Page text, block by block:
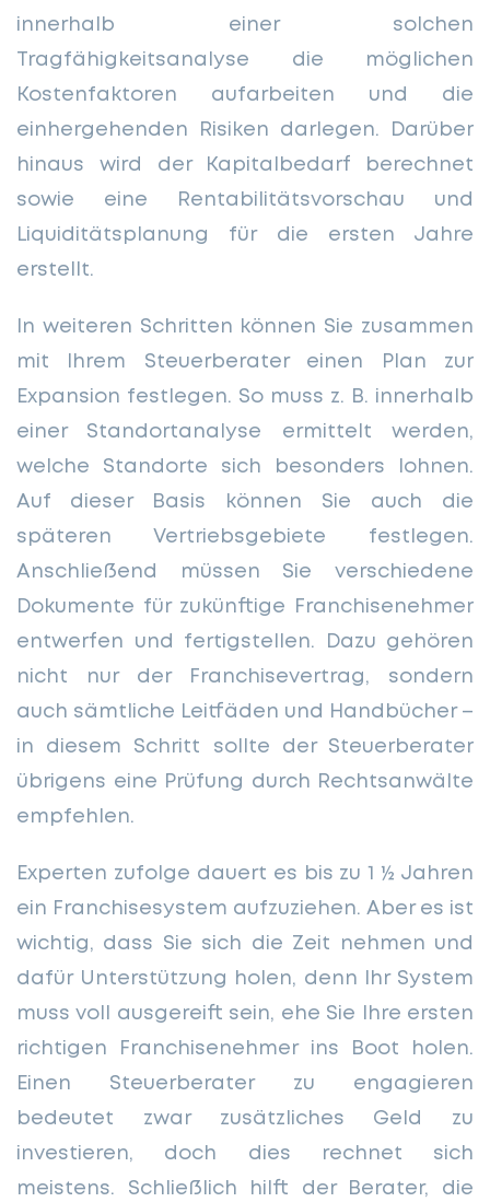
innerhalb einer solchen
Tragfähigkeitsanalyse die möglichen
Kostenfaktoren aufarbeiten und die
einhergehenden Risiken darlegen. Darüber
hinaus wird der Kapitalbedarf berechnet
sowie eine Rentabilitätsvorschau und
Liquiditätsplanung für die ersten Jahre
erstellt.
In weiteren Schritten können Sie zusammen
mit Ihrem Steuerberater einen Plan zur
Expansion festlegen. So muss z. B. innerhalb
einer Standortanalyse ermittelt werden,
welche Standorte sich besonders lohnen.
Auf dieser Basis können Sie auch die
späteren Vertriebsgebiete festlegen.
Anschließend müssen Sie verschiedene
Dokumente für zukünftige Franchisenehmer
entwerfen und fertigstellen. Dazu gehören
nicht nur der Franchisevertrag, sondern
auch sämtliche Leitfäden und Handbücher –
in diesem Schritt sollte der Steuerberater
übrigens eine Prüfung durch Rechtsanwälte
empfehlen.
Experten zufolge dauert es bis zu 1 ½ Jahren
ein Franchisesystem aufzuziehen. Aber es ist
wichtig, dass Sie sich die Zeit nehmen und
dafür Unterstützung holen, denn Ihr System
muss voll ausgereift sein, ehe Sie Ihre ersten
richtigen Franchisenehmer ins Boot holen.
Einen Steuerberater zu engagieren
bedeutet zwar zusätzliches Geld zu
investieren, doch dies rechnet sich
meistens. Schließlich hilft der Berater, die